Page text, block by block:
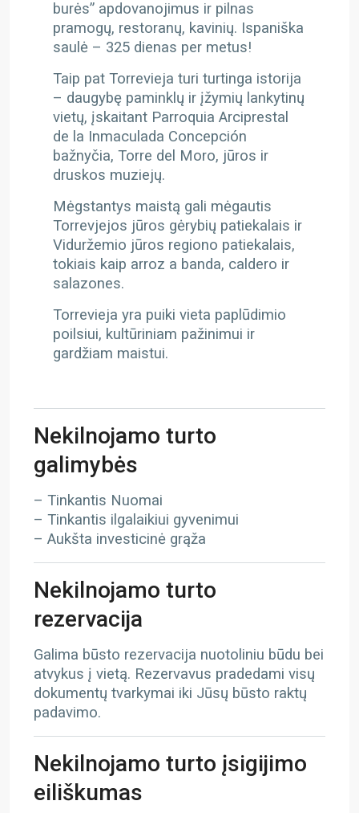
burės” apdovanojimus ir pilnas
pramogų, restoranų, kavinių. Ispaniška
saulė – 325 dienas per metus!
Taip pat Torrevieja turi turtinga istorija
– daugybę paminklų ir įžymių lankytinų
vietų, įskaitant Parroquia Arciprestal
de la Inmaculada Concepción
bažnyčia, Torre del Moro, jūros ir
druskos muziejų.
Mėgstantys maistą gali mėgautis
Torrevjejos jūros gėrybių patiekalais ir
Viduržemio jūros regiono patiekalais,
tokiais kaip arroz a banda, caldero ir
salazones.
Torrevieja yra puiki vieta paplūdimio
poilsiui, kultūriniam pažinimui ir
gardžiam maistui.
Nekilnojamo turto
galimybės
– Tinkantis Nuomai
– Tinkantis ilgalaikiui gyvenimui
– Aukšta investicinė grąža
Nekilnojamo turto
rezervacija
Galima būsto rezervacija nuotoliniu būdu bei
atvykus į vietą. Rezervavus pradedami visų
dokumentų tvarkymai iki Jūsų būsto raktų
padavimo.
Nekilnojamo turto įsigijimo
eiliškumas